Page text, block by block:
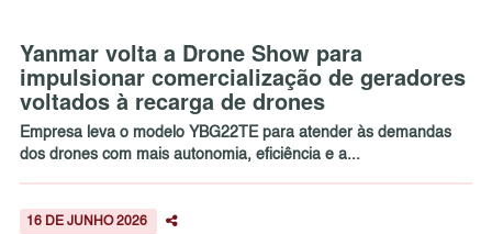
Yanmar volta a Drone Show para
impulsionar comercialização de geradores
voltados à recarga de drones
Empresa leva o modelo YBG22TE para atender às demandas
dos drones com mais autonomia, eficiência e a...
16 DE JUNHO 2026